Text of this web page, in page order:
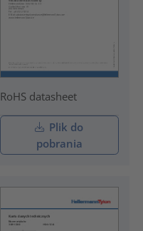
RoHS datasheet
Plik do
pobrania